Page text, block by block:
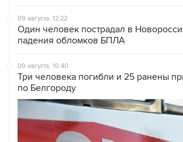
09 августа, 12:22
Один человек пострадал в
падения обломков БПЛА
09 августа, 10:40
Три человека погибли и 25 ранены
по Белгороду